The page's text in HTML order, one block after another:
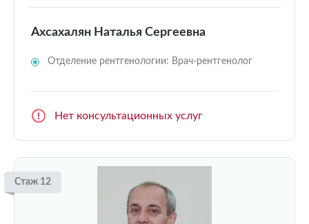
Ахсахалян Наталья Сергеевна
Отделение рентгенологии: Врач-рентгенолог
Нет консультационных услуг
Стаж 12